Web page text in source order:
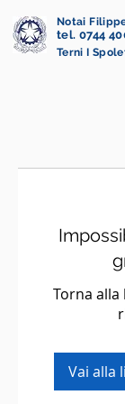
Notai
tel. 0744
Terni I
Torna
Vai alla